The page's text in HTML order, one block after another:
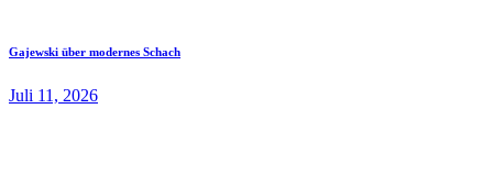
Gajewski über modernes Schach
Juli 11, 2026